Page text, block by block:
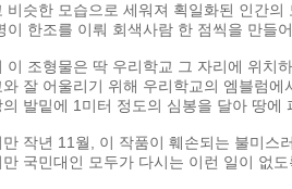
비슷한 모습으로 세워져 획일화된 인간
이 한조를 이뤄 회색사람 한 점씩을 만들
이 조형물은 딱 우리학교 그 자리에 위치
와 잘 어울리기 위해 우리학교의 엠블럼
의 발밑에 1미터 정도의 심봉을 달아 땅에
만 작년 11월, 이 작품이 훼손되는 불미스
만 국민대인 모두가 다시는 이런 일이 없